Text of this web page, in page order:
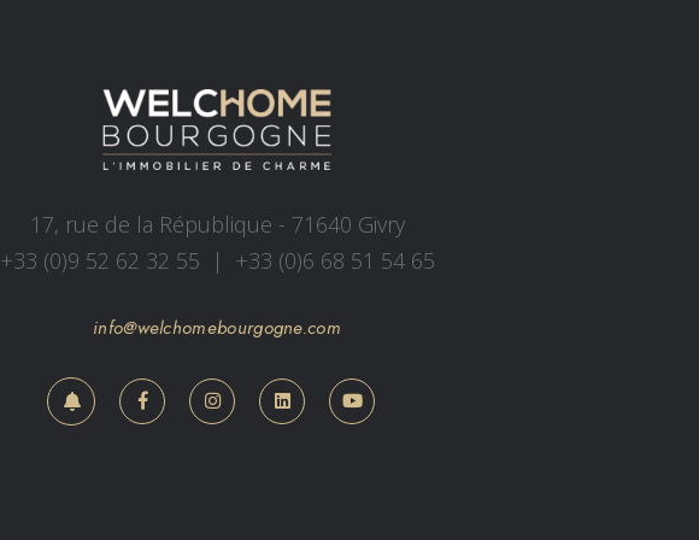
17, rue de la République - 71640 Givry
+33 (0)9 52 62 32 55
| +33 (0)6 68 51 54 65
info@welchomebourgogne.com